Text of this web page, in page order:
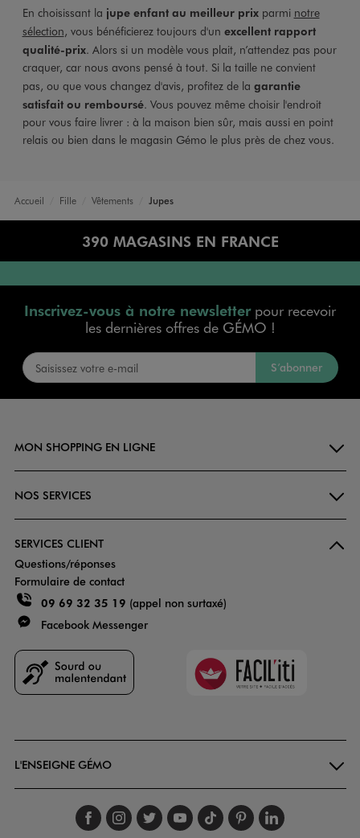
En choisissant la jupe enfant au meilleur prixparmi notre
sélection, vous bénéficierez toujours d'un excellent rapport
qualité-prix. Alors si un modèle vous plait, n’attendez pas pour
craquer, car nous avons pensé à tout. Si la taille ne convient
pas, ou que vous changez d'avis, profitez de la garantie
satisfait ou remboursé. Vous pouvez même choisir l'endroit
pour vous faire livrer : à la maison bien sûr, mais aussi en point
relais ou bien dans le magasin Gémo le plus près de chez vous.
Accueil Fille Vêtements Jupes
390 MAGASINS EN FRANCE
Inscrivez-vous à notre newsletterpour recevoir
les dernières offres de GÉMO !
S’abonner
MON SHOPPING EN LIGNE
NOS SERVICES
SERVICES CLIENT
Questions/réponses
Formulaire de contact
09 69 32 35 19 (appel non surtaxé)
Facebook Messenger
Faciliti
L'ENSEIGNE GÉMO